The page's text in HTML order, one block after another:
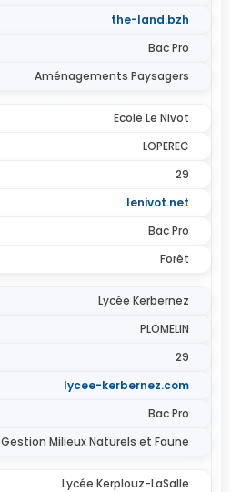
the-land.bzh
Bac Pro
Aménagements Paysagers
Ecole Le Nivot
LOPEREC
29
lenivot.net
Bac Pro
Forêt
Lycée Kerbernez
PLOMELIN
29
lycee-kerbernez.com
Bac Pro
Gestion Milieux Naturels et Faune
Lycée Kerplouz-LaSalle